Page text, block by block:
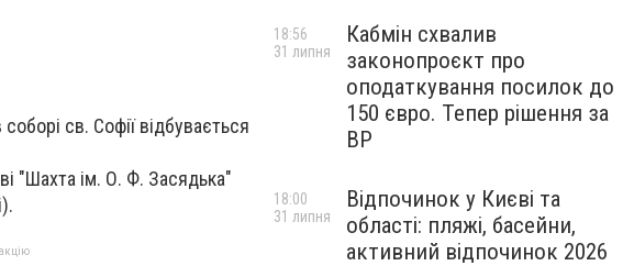
св. Софії відбувається
"Шахта ім. О. Ф. Засядька"
Кабмін схвалив
законопроєкт про
оподаткування посилок до
150 євро. Тепер рішення за
ВР
18:56
31 липня
Відпочинок у Києві та
області: пляжі, басейни,
активний відпочинок 2026
18:00
31 липня